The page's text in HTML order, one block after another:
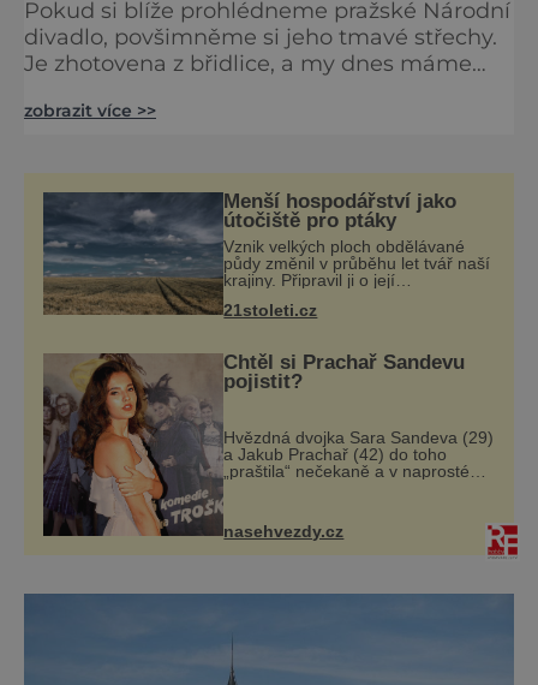
Pokud si blíže prohlédneme pražské Národní
divadlo, povšimněme si jeho tmavé střechy.
Je zhotovena z břidlice, a my dnes máme
právě tato cenná surovina vytěžila. Břidlicový
budapešťského parlamentu nebo pro
slavnou katedrálu svatého Štěpána ve Vídni.
Sto metrů za pat
zobrazit více >>
Menší hospodářství jako
útočiště pro ptáky
Vznik velkých ploch obdělávané
půdy změnil v průběhu let tvář naší
krajiny. Připravil ji o její
útočiště, jež nacházeli v remízkách,
21stoleti.cz
Chtěl si Prachař Sandevu
pojistit?
Hvězdná dvojka Sara Sandeva (29)
a Jakub Prachař (42) do toho
„praštila“ nečekaně a v naprosté
důvod, proč se svatbou tolik
spěchali.
nasehvezdy.cz